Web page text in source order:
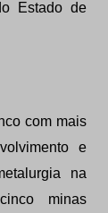
Estado de
com mais
e
na
minas